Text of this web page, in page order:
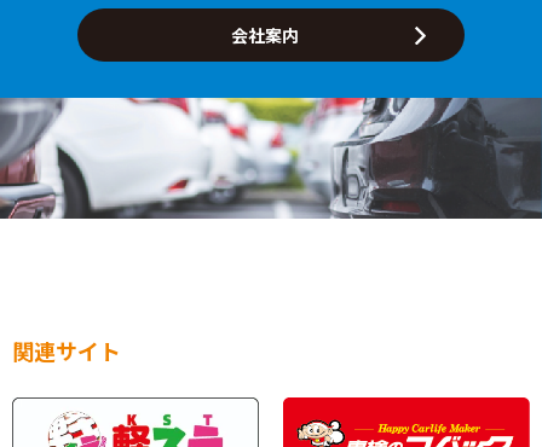
会社案内
関連サイト